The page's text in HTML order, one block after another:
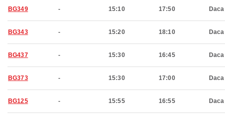
BG349 - 15:10 17:50 Daca
BG343 - 15:20 18:10 Daca
BG437 - 15:30 16:45 Daca
BG373 - 15:30 17:00 Daca
BG125 - 15:55 16:55 Daca